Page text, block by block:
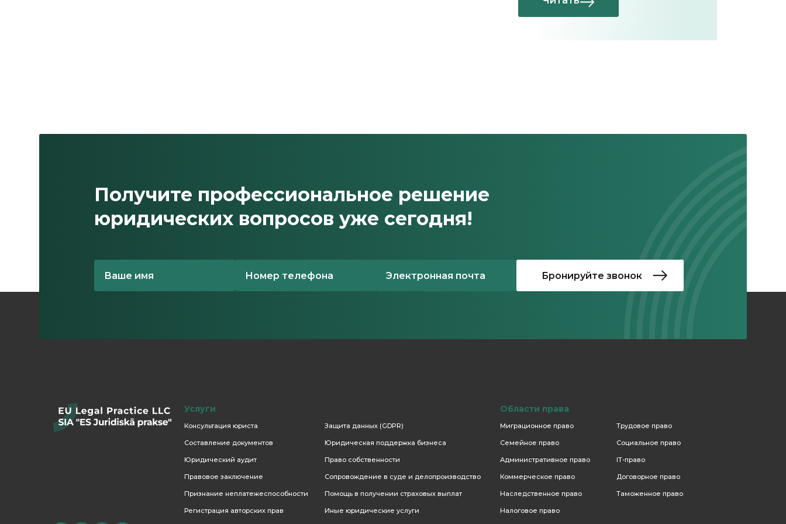
Получите профессиональное решение
юридических вопросов уже сегодня!
Услуги
Консультация юриста
Составление документов
Юридический аудит
Правовое заключение
Признание неплатежеспособности
Регистрация авторских прав
Защита данных (GDPR)
Юридическая поддержка бизнеса
Право собственности
Сопровождение в суде и делопроизводство
Помощь в получении страховых выплат
Иные юридические услуги
Области права
Миграционное право
Семейное право
Административное право
Коммерческое право
Наследственное право
Налоговое право
Трудовое право
Социальное право
IT-право
Договорное право
Таможенное право